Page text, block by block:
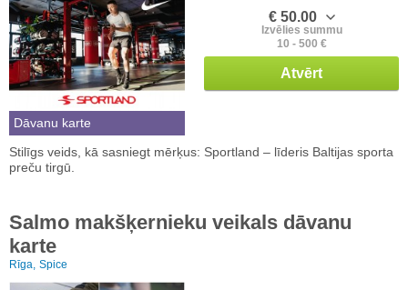
Dāvanu karte
€ 50.00
Izvēlies summu
10 - 500 €
Atvērt
Stilīgs veids, kā sasniegt mērķus: Sportland – līderis Baltijas sporta
preču tirgū.
Salmo makšķernieku veikals dāvanu
karte
Rīga, Spice